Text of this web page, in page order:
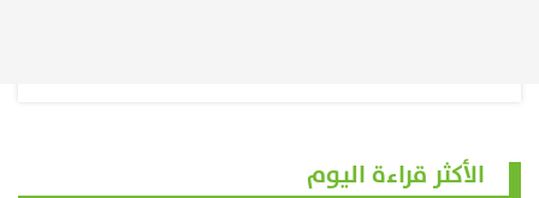
الأكثر قراءة اليوم